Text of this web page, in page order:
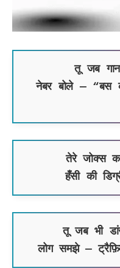
तू जब
नेबर बोले — “बस
तेरे जोक्स
हँसी की
तू जब भी
लोग समझे —